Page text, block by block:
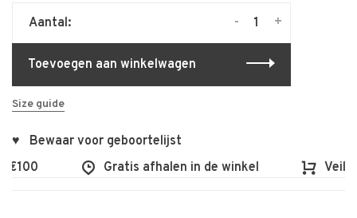
Aantal: +
-
Toevoegen aan winkelwagen
Size guide
♥ Bewaar voor geboortelijst
Gratis afhalen in de winkel